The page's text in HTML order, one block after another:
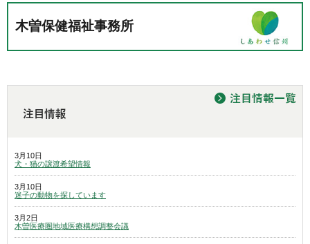
木曽保健福祉事務所
3月10日
犬・猫の譲渡希望情報
3月10日
迷子の動物を探しています
3月2日
木曽医療圏地域医療構想調整会議